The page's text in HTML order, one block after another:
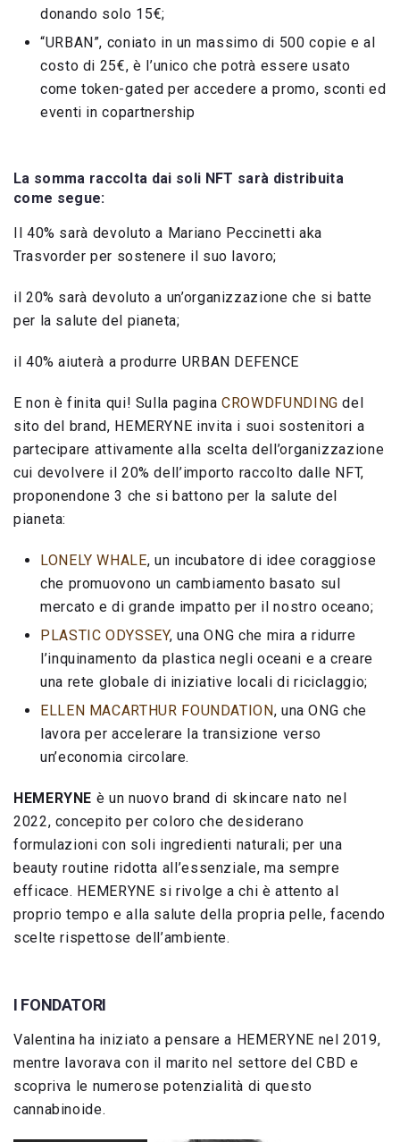
donando solo 15€;
“URBAN”, coniato in un massimo di 500 copie e al
costo di 25€, è l’unico che potrà essere usato
come token-gated per accedere a promo, sconti ed
eventi in copartnership
La somma raccolta dai soli NFT sarà distribuita
come segue:
Il 40% sarà devoluto a Mariano Peccinetti aka
Trasvorder per sostenere il suo lavoro;
il 20% sarà devoluto a un’organizzazione che si batte
per la salute del pianeta;
il 40% aiuterà a produrre URBAN DEFENCE
E non è finita qui! Sulla paginaCROWDFUNDING del
sito del brand, HEMERYNE invita i suoi sostenitori a
partecipare attivamente alla scelta dell’organizzazione
cui devolvere il 20% dell’importo raccolto dalle NFT,
proponendone 3 che si battono per la salute del
pianeta:
LONELY WHALE, un incubatore di idee coraggiose
che promuovono un cambiamento basato sul
mercato e di grande impatto per il nostro oceano;
PLASTIC ODYSSEY, una ONG che mira a ridurre
l’inquinamento da plastica negli oceani e a creare
una rete globale di iniziative locali di riciclaggio;
ELLEN MACARTHUR FOUNDATION, una ONG che
lavora per accelerare la transizione verso
un’economia circolare.
HEMERYNE è un nuovo brand di skincare nato nel
2022, concepito per coloro che desiderano
formulazioni con soli ingredienti naturali; per una
beauty routine ridotta all’essenziale, ma sempre
efficace. HEMERYNE si rivolge a chi è attento al
proprio tempo e alla salute della propria pelle, facendo
scelte rispettose dell’ambiente.
I FONDATORI
Valentina ha iniziato a pensare a HEMERYNE nel 2019,
mentre lavorava con il marito nel settore del CBD e
scopriva le numerose potenzialità di questo
cannabinoide.